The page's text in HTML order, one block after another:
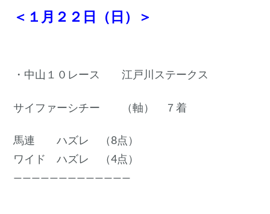
＜１月２２日（日）＞
・中山１０レース 江戸川ステークス
サイファーシチー （軸） ７着
馬連 ハズレ （8点）
ワイド ハズレ （4点）
—————————————